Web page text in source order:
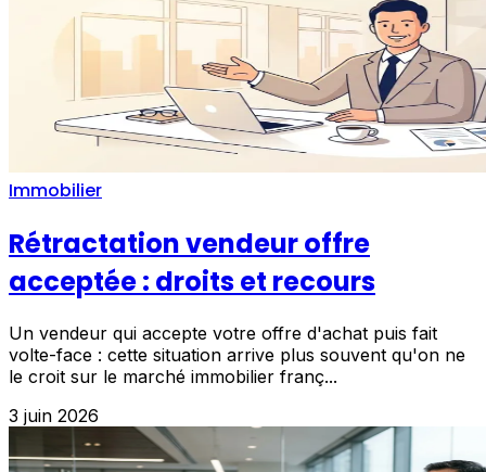
Immobilier
Rétractation vendeur offre
acceptée : droits et recours
Un vendeur qui accepte votre offre d'achat puis fait
volte-face : cette situation arrive plus souvent qu'on ne
le croit sur le marché immobilier franç...
3 juin 2026